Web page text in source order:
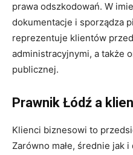
prawa odszkodowań. W
dokumentacje i sporządza
reprezentuje klientów
administracyjnymi, a także
publicznej.
Prawnik Łódź a
Klienci biznesowi to
Zarówno małe, średnie jak